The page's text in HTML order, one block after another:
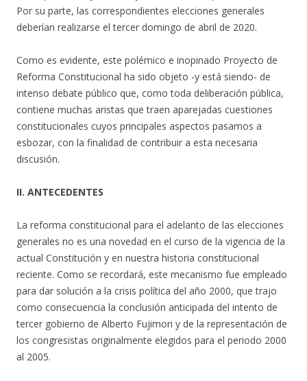
Por su parte, las correspondientes elecciones generales
deberían realizarse el tercer domingo de abril de 2020.
Como es evidente, este polémico e inopinado Proyecto de
Reforma Constitucional ha sido objeto -y está siendo- de
intenso debate público que, como toda deliberación pública,
contiene muchas aristas que traen aparejadas cuestiones
constitucionales cuyos principales aspectos pasamos a
esbozar, con la finalidad de contribuir a esta necesaria
discusión.
II. ANTECEDENTES
La reforma constitucional para el adelanto de las elecciones
generales no es una novedad en el curso de la vigencia de la
actual Constitución y en nuestra historia constitucional
reciente. Como se recordará, este mecanismo fue empleado
para dar solución a la crisis política del año 2000, que trajo
como consecuencia la conclusión anticipada del intento de
tercer gobierno de Alberto Fujimori y de la representación de
los congresistas originalmente elegidos para el periodo 2000
al 2005.